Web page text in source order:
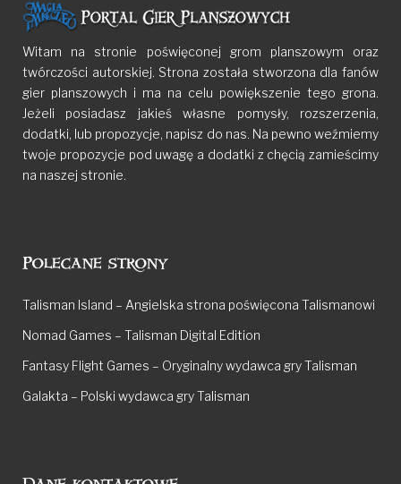
Witam na stronie poświęconej grom planszowym oraz
twórczości autorskiej. Strona została stworzona dla fanów
gier planszowych i ma na celu powiększenie tego grona.
Jeżeli posiadasz jakieś własne pomysły, rozszerzenia,
dodatki, lub propozycje, napisz do nas. Na pewno weźmiemy
twoje propozycje pod uwagę a dodatki z chęcią zamieścimy
na naszej stronie.
Polecane strony
Talisman Island – Angielska strona poświęcona Talismanowi
Nomad Games – Talisman Digital Edition
Fantasy Flight Games – Oryginalny wydawca gry Talisman
Galakta – Polski wydawca gry Talisman